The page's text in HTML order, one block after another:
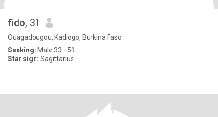
fido, 31
Ouagadougou, Kadiogo, Burkina Faso
Seeking: Male 33 - 59
Star sign: Sagittarius